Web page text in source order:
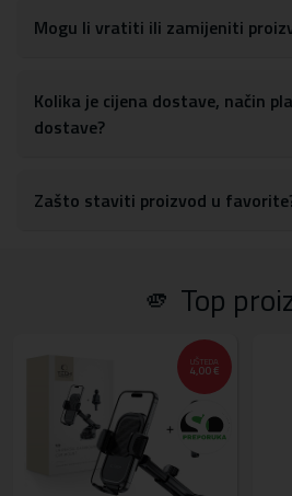
Mogu li vratiti ili zamijeniti
Kolika je cijena dostave, način
dostave?
Zašto staviti proizvod u
🫵 Top
UŠTEDA
4,00 €